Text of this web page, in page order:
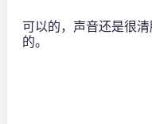
可以的，声音还是很
的。